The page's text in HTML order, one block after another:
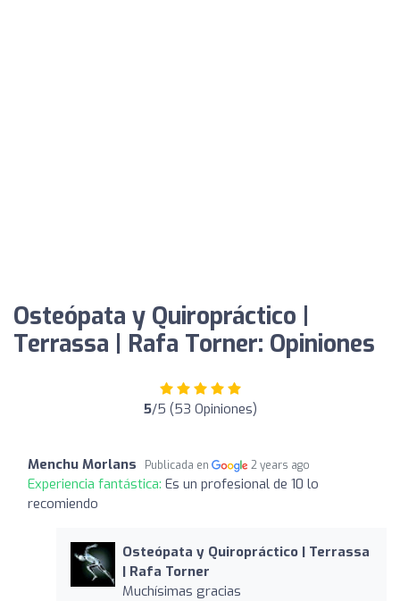
Osteópata y Quiropráctico |
Terrassa | Rafa Torner: Opiniones
5/5 (53 Opiniones)
Menchu Morlans Publicada en 2 years ago
Experiencia fantástica: Es un profesional de 10 lo
recomiendo
Osteópata y Quiropráctico | Terrassa
| Rafa Torner
Muchísimas gracias